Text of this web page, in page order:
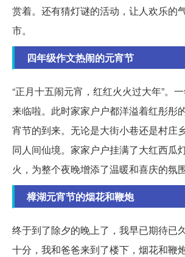
赏着。还有猜灯谜的活动，让人欢乐的
市。
四年级作文热闹的元宵节
“正月十五闹元宵，红红火火过大年”。
来临啦。此时家家户户都洋溢着红彤彤
宵节的到来。无论是大街小巷还是村庄
同人间仙境。家家户户挂满了大红西瓜
火，为整个夜晚增添了温暖和喜庆的氛围
樟湖元宵节的烟花和鞭炮
终于到了除夕的晚上了，我早已期待已
十分，我和爸爸来到了楼下，烟花和鞭